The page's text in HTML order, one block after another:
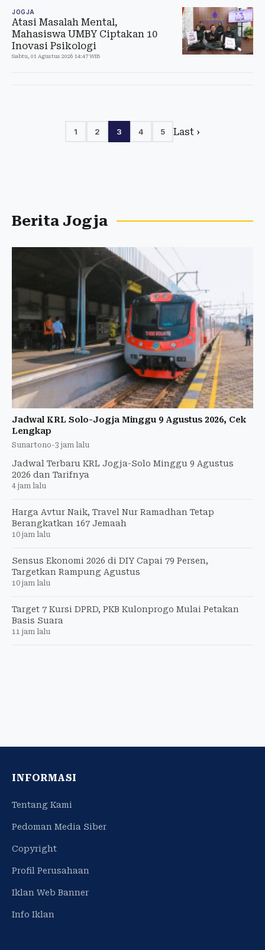
JOGJA
Atasi Masalah Mental,
Mahasiswa UMBY Ciptakan 10
Inovasi Psikologi
Sabtu, 01 Agustus 2026 14:47 WIB
1 2 3 4 5 Last ›
Berita Jogja
Jadwal KRL Solo-Jogja Minggu 9 Agustus 2026, Cek
Lengkap
Sunartono-3 jam lalu
Jadwal Terbaru KRL Jogja-Solo Minggu 9 Agustus
2026 dan Tarifnya
4 jam lalu
Harga Avtur Naik, Travel Nur Ramadhan Tetap
Berangkatkan 167 Jemaah
10 jam lalu
Sensus Ekonomi 2026 di DIY Capai 79 Persen,
Targetkan Rampung Agustus
10 jam lalu
Target 7 Kursi DPRD, PKB Kulonprogo Mulai Petakan
Basis Suara
11 jam lalu
INFORMASI
Tentang Kami
Pedoman Media Siber
Copyright
Profil Perusahaan
Iklan Web Banner
Info Iklan